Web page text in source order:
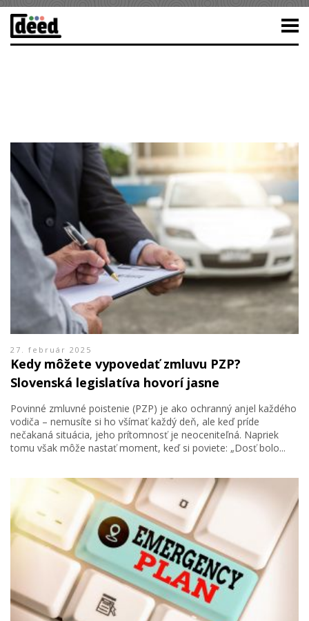
27. február 2025
Kedy môžete vypovedať zmluvu PZP?
Slovenská legislatíva hovorí jasne
Povinné zmluvné poistenie (PZP) je ako ochranný anjel každého
vodiča – nemusíte si ho všímať každý deň, ale keď príde
nečakaná situácia, jeho prítomnosť je neoceniteľná. Napriek
tomu však môže nastať moment, keď si poviete: „Dosť bolo...